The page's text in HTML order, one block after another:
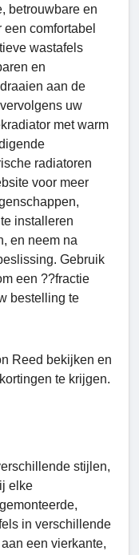
betrouwbare en
comfortabel
wastafels
en
aan de
uw
met warm
radiatoren
voor meer
installeren
en neem na
Gebruik
een ??fractie
bestelling te
Reed bekijken en
te krijgen.
stijlen,
elke
in verschillende
een vierkante,